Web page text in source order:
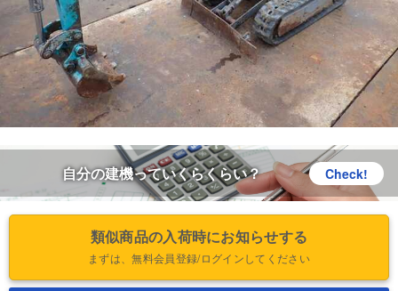
自分の建機っていくらくらい？ Check!
類似商品の入荷時にお知らせする
まずは、無料会員登録/ログインしてください